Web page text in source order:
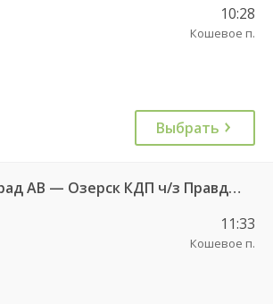
10:28
Кошевое п.
Выбрать
525А Калининград АВ — Озерск КДП ч/з Правдинск КДП
11:33
Кошевое п.